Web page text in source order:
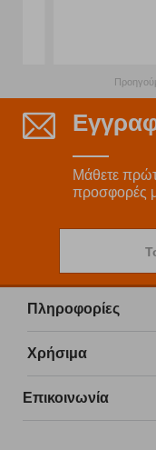
Μάθετε
προσφορές
Πληροφορίες
Χρήσιμα
Επικοινωνία